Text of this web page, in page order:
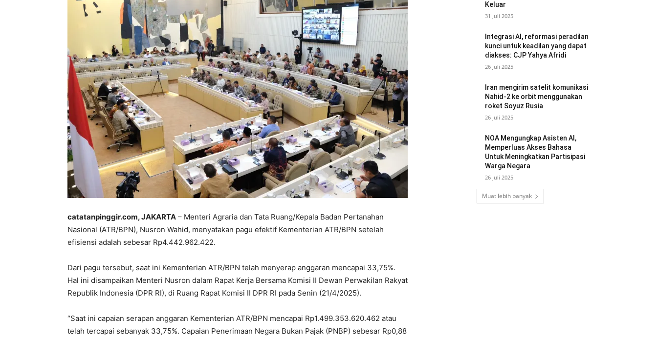
catatanpinggir.com, JAKARTA – Menteri Agraria dan Tata Ruang/Kepala Badan Pertanahan
Nasional (ATR/BPN), Nusron Wahid, menyatakan pagu efektif Kementerian ATR/BPN setelah
efisiensi adalah sebesar Rp4.442.962.422.
Dari pagu tersebut, saat ini Kementerian ATR/BPN telah menyerap anggaran mencapai 33,75%.
Hal ini disampaikan Menteri Nusron dalam Rapat Kerja Bersama Komisi II Dewan Perwakilan Rakyat
Republik Indonesia (DPR RI), di Ruang Rapat Komisi II DPR RI pada Senin (21/4/2025).
“Saat ini capaian serapan anggaran Kementerian ATR/BPN mencapai Rp1.499.353.620.462 atau
telah tercapai sebanyak 33,75%. Capaian Penerimaan Negara Bukan Pajak (PNBP) sebesar Rp0,88
Keluar
31 Juli 2025
Integrasi AI, reformasi peradilan
kunci untuk keadilan yang dapat
diakses: CJP Yahya Afridi
26 Juli 2025
Iran mengirim satelit komunikasi
Nahid-2 ke orbit menggunakan
roket Soyuz Rusia
26 Juli 2025
NOA Mengungkap Asisten AI,
Memperluas Akses Bahasa
Untuk Meningkatkan Partisipasi
Warga Negara
26 Juli 2025
Muat lebih banyak